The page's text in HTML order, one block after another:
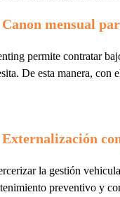
Canon mensual
permite contratar
De esta manera, con
Externalización
la gestión
preventivo y